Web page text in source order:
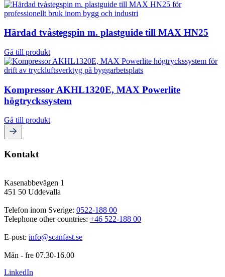
Härdad tvåstegspin m. plastguide till MAX HN25
Gå till produkt
Kompressor AKHL1320E, MAX Powerlite
högtryckssystem
Gå till produkt
Kontakt
Kasenabbevägen 1
451 50 Uddevalla
Telefon inom Sverige: 0522-188 00
Telephone other countries: +46 522-188 00
E-post: info@scanfast.se
Mån - fre 07.30-16.00
LinkedIn